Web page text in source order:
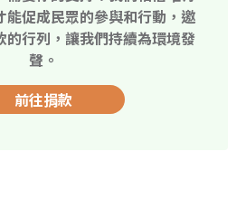
能促成民眾的參與和行動，邀
的行列，讓我們持續為環境發
聲。
前往捐款